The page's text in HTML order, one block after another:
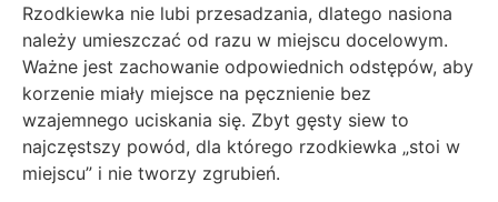
Rzodkiewka nie lubi przesadzania, dlatego nasiona
należy umieszczać od razu w miejscu docelowym.
Ważne jest zachowanie odpowiednich odstępów, aby
korzenie miały miejsce na pęcznienie bez
wzajemnego uciskania się. Zbyt gęsty siew to
najczęstszy powód, dla którego rzodkiewka „stoi w
miejscu” i nie tworzy zgrubień.